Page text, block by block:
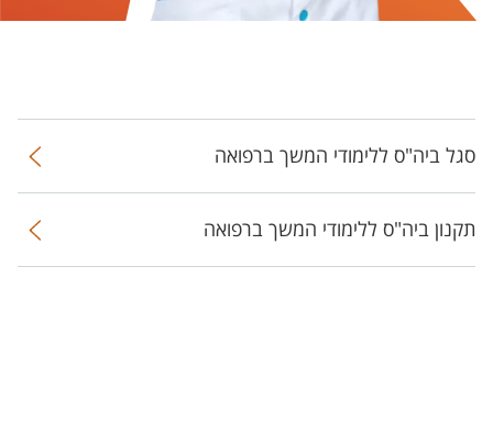
סגל ביה"ס ללימודי המשך ברפואה
תקנון ביה"ס ללימודי המשך ברפואה